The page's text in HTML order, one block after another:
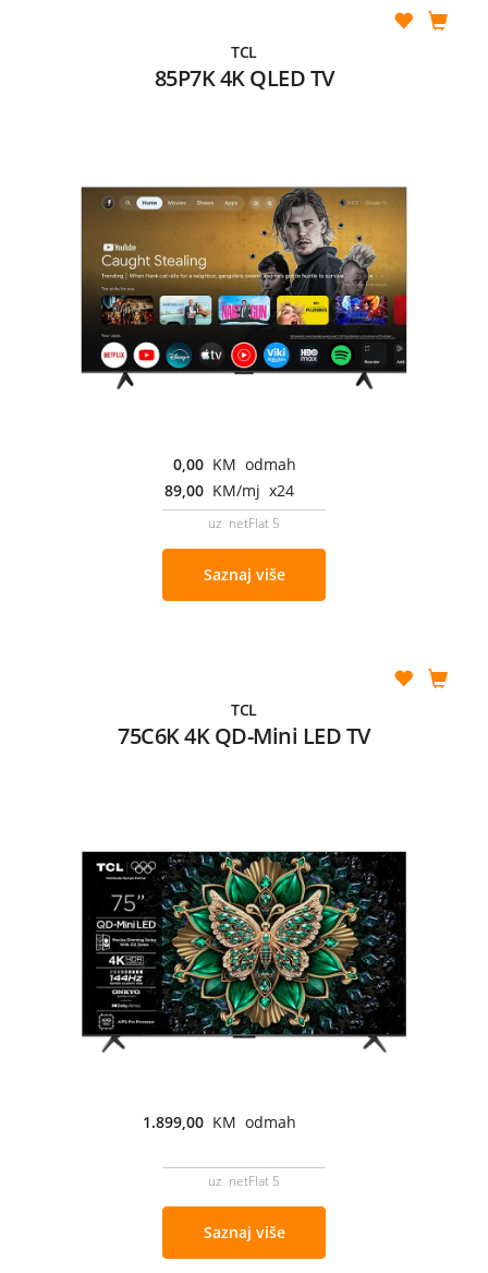
TCL
85P7K 4K QLED TV
0,00 KM odmah
89,00 KM/mj x24
uz netFlat 5
Saznaj više
TCL
75C6K 4K QD-Mini LED TV
1.899,00 KM odmah
uz netFlat 5
Saznaj više